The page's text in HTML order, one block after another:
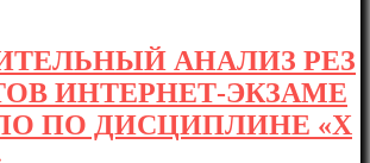
АНАЛИЗ РЕЗ
ИНТЕРНЕТ-ЭКЗАМЕ
ПО ДИСЦИПЛИНЕ «Х